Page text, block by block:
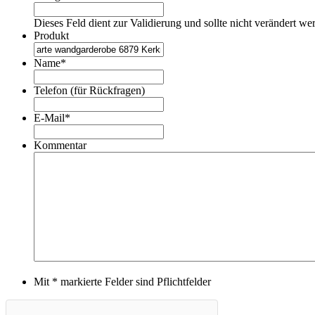
Dieses Feld dient zur Validierung und sollte nicht verändert
Produkt
Name*
Telefon (für Rückfragen)
E-Mail*
Kommentar
Mit * markierte Felder sind Pflichtfelder